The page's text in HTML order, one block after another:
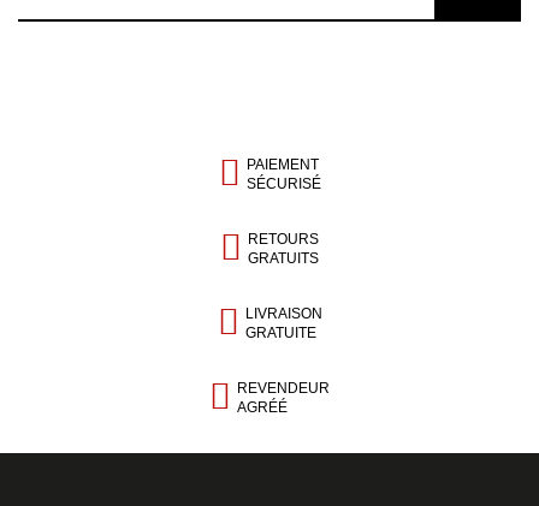
PAIEMENT
SÉCURISÉ
RETOURS
GRATUITS
LIVRAISON
GRATUITE
REVENDEUR
AGRÉÉ